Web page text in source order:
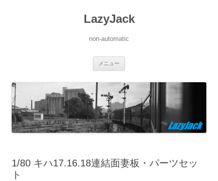
LazyJack
non-automatic
メニュー
ツ
へ
ス
キ
ッ
プ
1/80 キハ17.16.18連結面妻板・パーツセッ
ト